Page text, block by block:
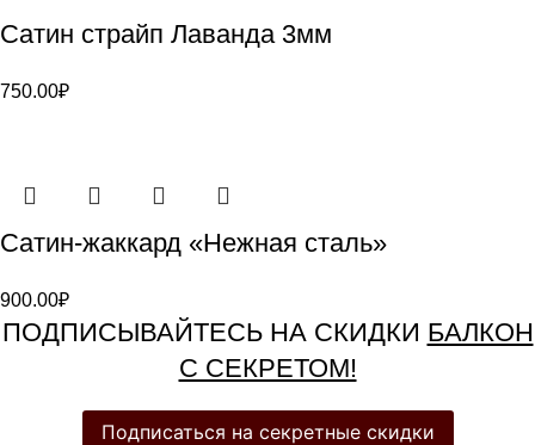
Сатин страйп Лаванда 3мм
750.00₽
Сатин-жаккард «Нежная сталь»
900.00₽
ПОДПИСЫВАЙТЕСЬ НА СКИДКИ БАЛКОН
С СЕКРЕТОМ!
Подписаться на секретные скидки